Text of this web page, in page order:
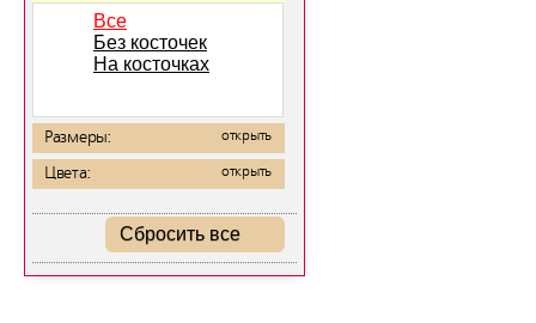
Все
Без косточек
На косточках
Размеры: открыть
Цвета: открыть
Сбросить все